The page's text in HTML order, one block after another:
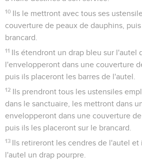
10 Ils le mettront avec tous ses
couverture de peaux de dauphins,
brancard.
11 Ils étendront un drap bleu sur l'autel
l'envelopperont dans une couverture
puis ils placeront les barres de l'autel.
12 Ils prendront tous les ustensiles
dans le sanctuaire, les mettront dans
envelopperont dans une couverture
puis ils les placeront sur le brancard.
13 Ils retireront les cendres de l'autel et
l'autel un drap pourpre.